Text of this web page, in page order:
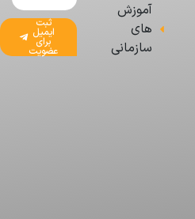
آموزش
های
سازمانی
ثبت
ایمیل
برای
عضویت